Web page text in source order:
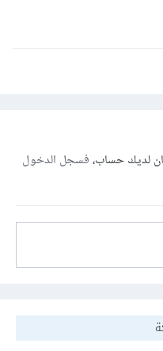
لديك حساب،فسجل الدخول